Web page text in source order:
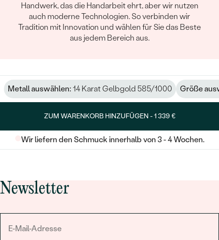
Handwerk, das die Handarbeit ehrt, aber wir nutzen
auch moderne Technologien. So verbinden wir
Tradition mit Innovation und wählen für Sie das Beste
aus jedem Bereich aus.
Metall auswählen: 14 Karat Gelbgold 585/1000 Größe
ZUM WARENKORB HINZUFÜGEN -1 339 €
Wir liefern den Schmuck innerhalb von 3 - 4 Wochen.
Newsletter